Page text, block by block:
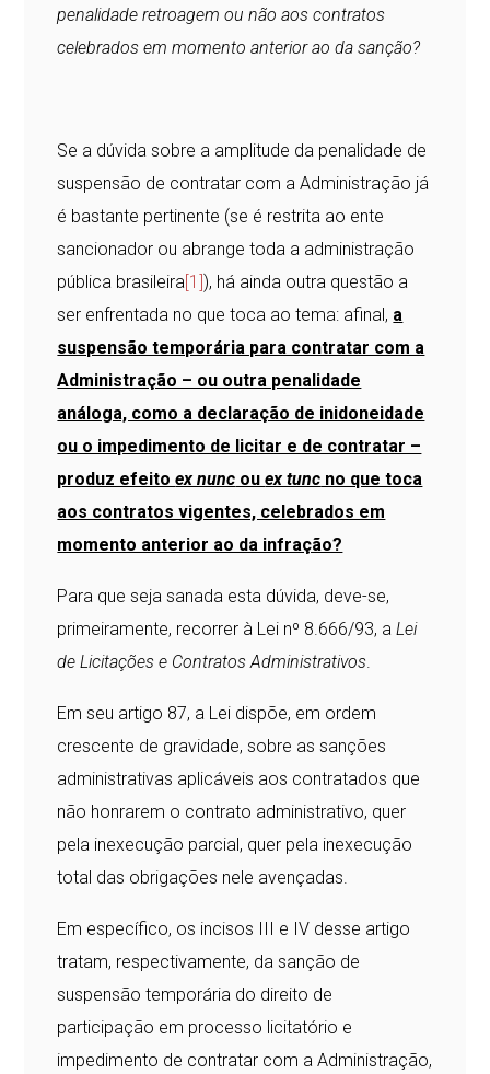
penalidade retroagem ou não aos contratos
celebrados em momento anterior ao da sanção?
Se a dúvida sobre a amplitude da penalidade de
suspensão de contratar com a Administração já
é bastante pertinente (se é restrita ao ente
sancionador ou abrange toda a administração
pública brasileira [1] ), há ainda outra questão a
ser enfrentada no que toca ao tema: afinal, a
suspensão temporária para contratar com a
Administração – ou outra penalidade
análoga, como a declaração de inidoneidade
ou o impedimento de licitar e de contratar –
produz efeitoex nunc ouex tunc no que toca
aos contratos vigentes, celebrados em
momento anterior ao da infração?
Para que seja sanada esta dúvida, deve-se,
primeiramente, recorrer à Lei nº 8.666/93, aLei
de Licitações e Contratos Administrativos.
Em seu artigo 87, a Lei dispõe, em ordem
crescente de gravidade, sobre as sanções
administrativas aplicáveis aos contratados que
não honrarem o contrato administrativo, quer
pela inexecução parcial, quer pela inexecução
total das obrigações nele avençadas.
Em específico, os incisos III e IV desse artigo
tratam, respectivamente, da sanção de
suspensão temporária do direito de
participação em processo licitatório e
impedimento de contratar com a Administração,